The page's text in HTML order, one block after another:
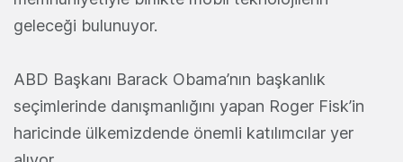
geleceği bulunuyor.
ABD Başkanı Barack Obama’nın başkanlık
seçimlerinde danışmanlığını yapan Roger Fisk’in
haricinde ülkemizdende önemli katılımcılar yer